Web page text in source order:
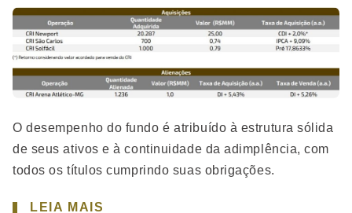
O desempenho do fundo é atribuído à estrutura sólida
de seus ativos e à continuidade da adimplência, com
todos os títulos cumprindo suas obrigações.
LEIA MAIS